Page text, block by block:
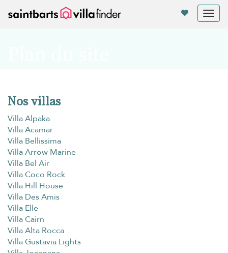
Nos villas
Villa Alpaka
Villa Acamar
Villa Bellissima
Villa Arrow Marine
Villa Bel Air
Villa Coco Rock
Villa Hill House
Villa Des Amis
Villa Elle
Villa Cairn
Villa Alta Rocca
Villa Gustavia Lights
Vos paramètres de cookies